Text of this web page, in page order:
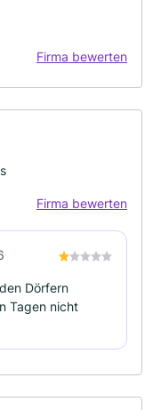
Firma bewerten
Firma bewerten
Dörfern
Tagen nicht